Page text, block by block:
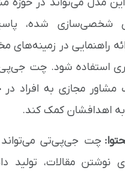
شخصی‌سازی شده،
راهنمایی در
استفاده شود. چت
مشاور مجازی به افراد
اهدافشان کمک کند.
چت جی‌پی‌تی می‌تواند
نوشتن مقالات، تولید